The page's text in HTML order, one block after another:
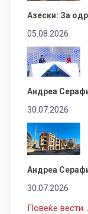
Азески: За
05.08.2026
Андреа
30.07.2026
Андреа
30.07.2026
Повеќе вести...